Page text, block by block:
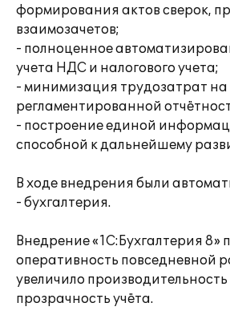
формирования актов сверок,
взаимозачетов;
- полноценное
учета НДС и налогового учета;
- минимизация трудозатрат
регламентированной
- построение единой
способной к дальнейшему
В ходе внедрения были
- бухгалтерия.
Внедрение «1С:Бухгалтерия 8»
оперативность повседневной
увеличило
прозрачность учёта.